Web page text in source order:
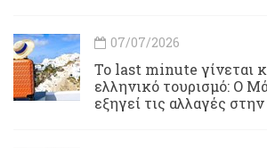
07/07/2026
Το last minute γίνεται
ελληνικό τουρισμό: Ο
εξηγεί τις αλλαγές